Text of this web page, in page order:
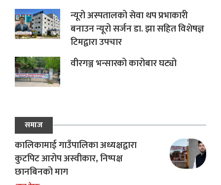
न्यूरो अस्पतालको सेवा थप प्रभाकारी
बनाउन न्यूरो सर्जन डा. झा सहित विशेषज्ञ
टिमद्वारा उपचार
वीरगञ्ज भन्सारको कारोबार घट्यो
समाज
कालिकामाई गाउँपालिका अध्यक्षद्वारा
कुटपिट आरोप अस्वीकार, निष्पक्ष
छानबिनको माग